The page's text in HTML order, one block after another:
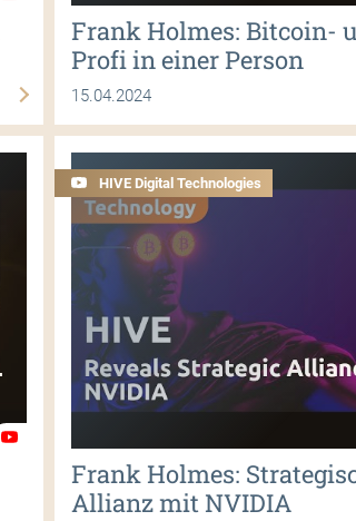
Frank Holmes: Bitcoin-
Profi in einer Person
15.04.2024
HIVE Digital Technologies
Frank Holmes:
Allianz mit NVIDIA